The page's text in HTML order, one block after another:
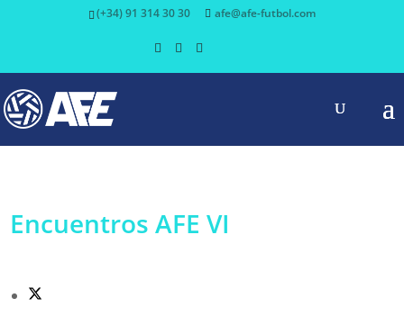
(+34) 91 314 30 30 afe@afe-futbol.com
Encuentros AFE VI